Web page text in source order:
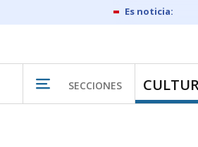
SECCIONES